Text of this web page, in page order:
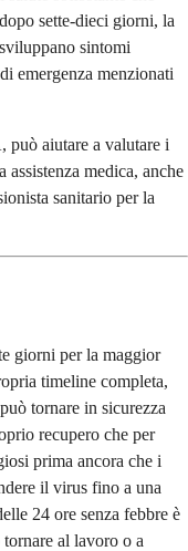
sette-dieci giorni, la
sintomi
emergenza menzionati
può aiutare a valutare i
assistenza medica, anche
sanitario per la
giorni per la maggior
timeline completa,
tornare in sicurezza
recupero che per
prima ancora che i
il virus fino a una
24 ore senza febbre è
al lavoro o a